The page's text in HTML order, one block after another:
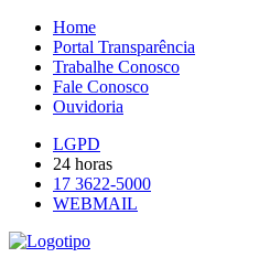
Home
Portal Transparência
Trabalhe Conosco
Fale Conosco
Ouvidoria
LGPD
24 horas
17 3622-5000
WEBMAIL